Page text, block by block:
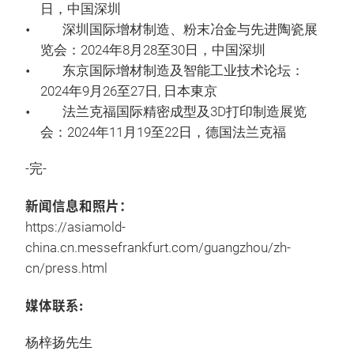
日，中国深圳
深圳国际增材制造、粉末冶金与先进陶瓷展
览会：2024年8月28至30日，中国深圳
东京国际增材制造及智能工业技术论坛：
2024年9月26至27日, 日本東京
法兰克福国际精密成型及3D打印制造展览
会：2024年11月19至22日，德国法兰克福
-完-
新闻信息和照片：
https://asiamold-
china.cn.messefrankfurt.com/guangzhou/zh-
cn/press.html
媒体联系:
杨梓扬先生